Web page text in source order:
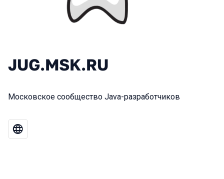
JUG.MSK.RU
Московское сообщество Java-разработчиков